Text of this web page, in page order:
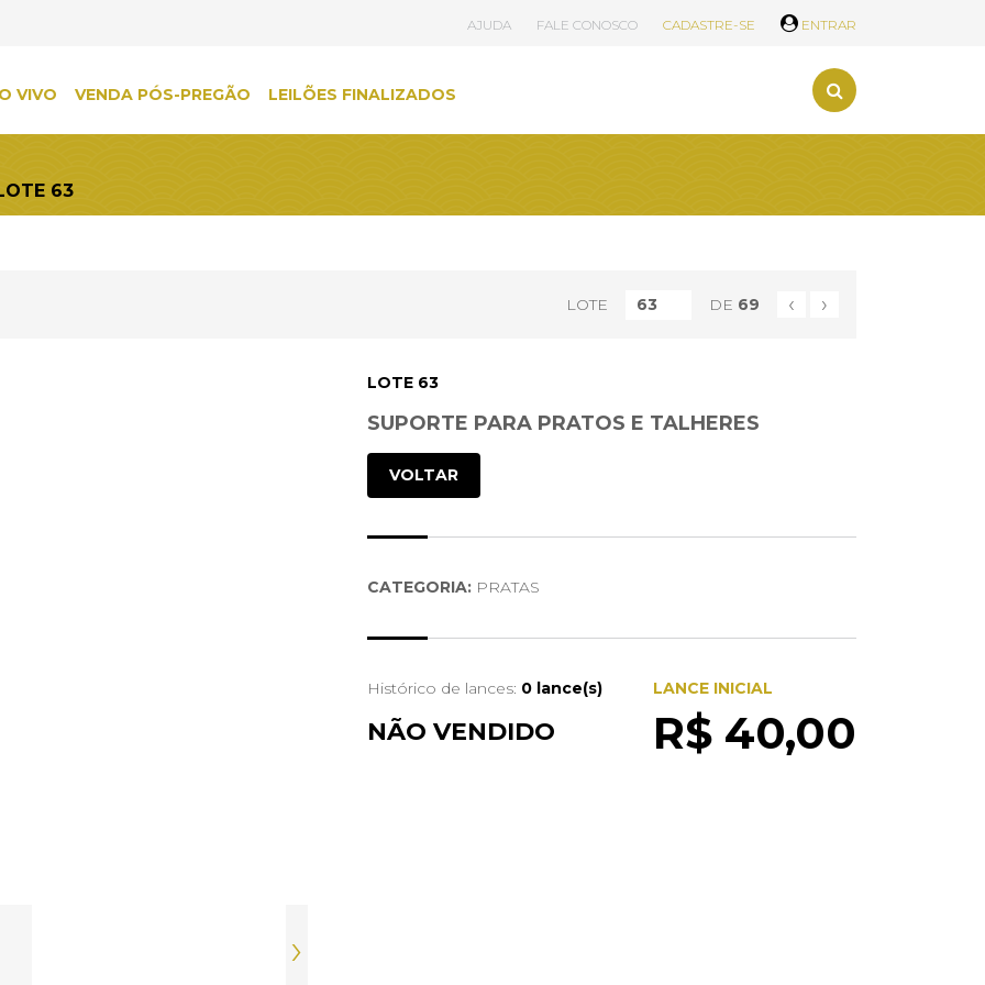
AJUDA FALE CONOSCO CADASTRE-SE ENTRAR
VIVO VENDA PÓS-PREGÃO LEILÕES FINALIZADOS
63
LOTE DE 69 ‹ ›
›
LOTE 63
SUPORTE PARA PRATOS E TALHERES
VOLTAR
CATEGORIA: PRATAS
Histórico de lances: 0 lance(s)
NÃO VENDIDO
LANCE INICIAL
R$ 40,00